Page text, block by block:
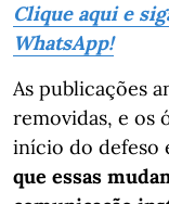
Clique aqui e
WhatsApp!
As publicações
removidas, e os
início do defeso
que essas